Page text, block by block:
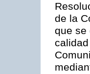
de la
que se